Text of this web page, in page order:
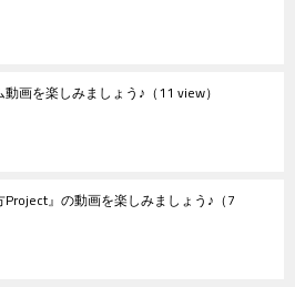
画を楽しみましょう♪ （11 view）
』の動画を楽しみましょう♪ （7